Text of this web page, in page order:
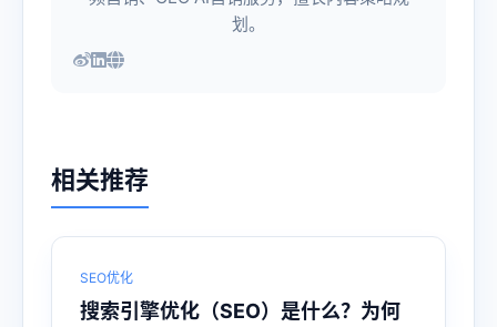
划。
相关推荐
SEO优化
搜索引擎优化（SEO）是什么？为何